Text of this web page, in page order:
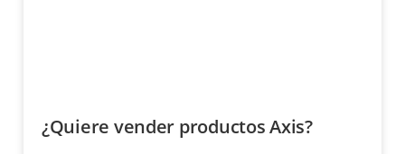
¿Quiere vender productos Axis?